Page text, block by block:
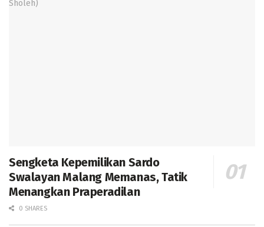
Sengketa Kepemilikan Sardo
Swalayan Malang Memanas, Tatik
Menangkan Praperadilan
0 SHARES